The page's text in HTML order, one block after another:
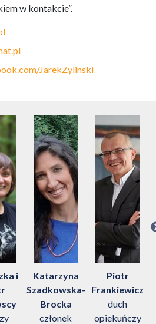
w kontakcie”.
JarekZylinski
i
Katarzyna
Szadkowska-
Brocka
członek
Piotr
Frankiewicz
duch
opiekuńczy